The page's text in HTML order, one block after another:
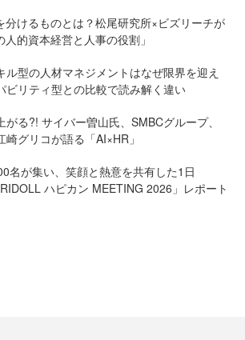
分けるものとは？松尾研究所×ビズリーチが
的資本経営と人事の役割」
ル型の人材マネジメントはなぜ限界を迎え
リティ型との比較で読み解く違い
がる?! サイバー曽山氏、SMBCグループ、
グリコが語る「AI×HR」
名が集い、笑顔と熱意を共有した1日
ハピカン MEETING 2026」レポート